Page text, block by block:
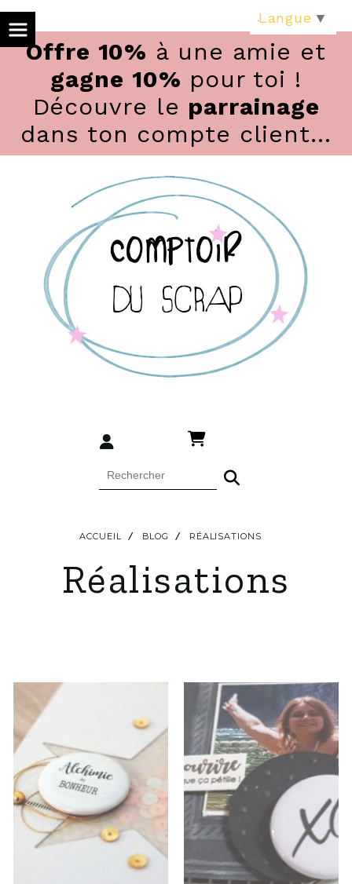
Offre 10% à une amie et
gagne 10% pour toi !
Découvre le parrainage
dans ton compte client...
ACCUEIL BLOG RÉALISATIONS
Réalisations
Langue ▼